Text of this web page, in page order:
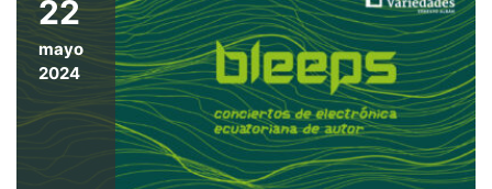
22
mayo
2024